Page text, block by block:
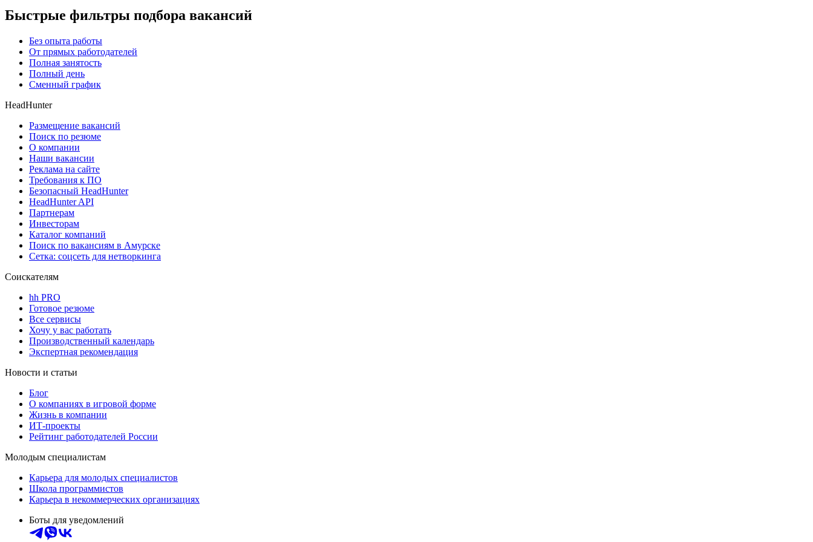
Быстрые фильтры подбора вакансий
Без опыта работы
От прямых работодателей
Полная занятость
Полный день
Сменный график
HeadHunter
Размещение вакансий
Поиск по резюме
О компании
Наши вакансии
Реклама на сайте
Требования к ПО
Безопасный HeadHunter
HeadHunter API
Партнерам
Инвесторам
Каталог компаний
Поиск по вакансиям в Амурске
Сетка: соцсеть для нетворкинга
Соискателям
hh PRO
Готовое резюме
Все сервисы
Хочу у вас работать
Производственный календарь
Экспертная рекомендация
Новости и статьи
Блог
О компаниях в игровой форме
Жизнь в компании
ИТ-проекты
Рейтинг работодателей России
Молодым специалистам
Карьера для молодых специалистов
Школа программистов
Карьера в некоммерческих организациях
Боты для уведомлений